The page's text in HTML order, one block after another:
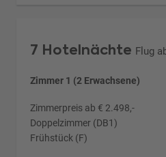
7 Hotelnächte Flug
Zimmer 1 (2 Erwachsene)
Zimmerpreis ab € 2.498,-
Doppelzimmer (DB1)
Frühstück (F)